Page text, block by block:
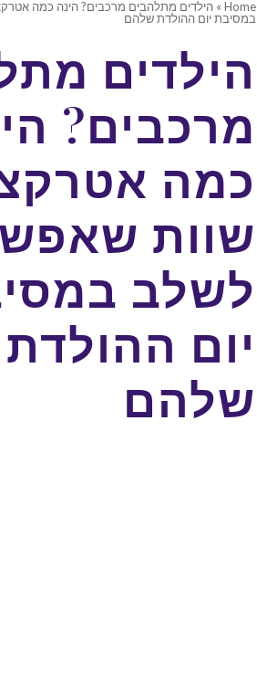
Home
» הילדים מתלהבים מרכבים? הינה כמה
במסיבת יום ההולדת שלהם
הילדים
מרכבים?
כמה
שוות
לשלב
יום ההולדת
שלהם